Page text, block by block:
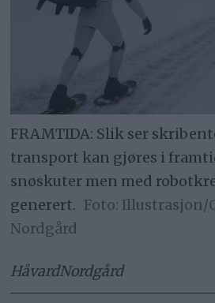
FRAMTIDA: Slik ser
transport kan gjøres i
snøskuter men med
generert.
Illustrasjon/
Nordgård
HåvardNordgård